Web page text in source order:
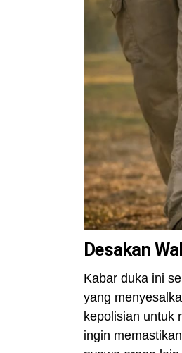
Desakan
Kabar duka ini
yang
kepolisian untuk
ingin